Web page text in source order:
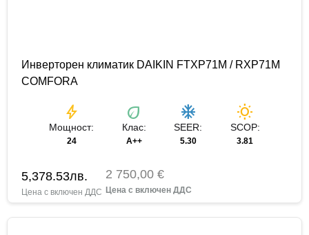
Инверторен климатик DAIKIN FTXP71M / RXP71M
COMFORA
bolt
Мощност:
24
eco
Клас:
A++
ac_unit
SEER:
5.30
wb_sunny
SCOP:
3.81
5,378.53лв. 2 750,00 €